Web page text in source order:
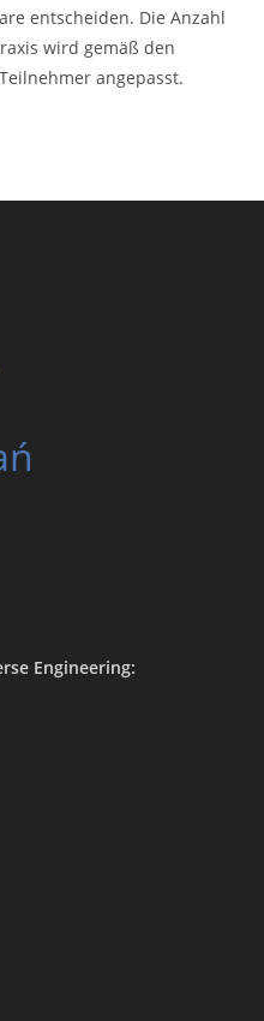
entscheiden. Die Anzahl
wird gemäß den
angepasst.
Engineering: